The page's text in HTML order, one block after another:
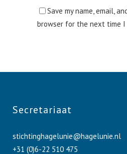
Save my name, email,
browser for the next time I
Secretariaat
stichtinghagelunie@hagelunie.nl
+31 (0)6-22 510 475